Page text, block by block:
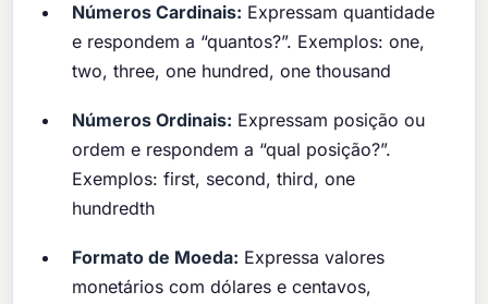
Números Cardinais: Expressam quantidade
e respondem a “quantos?”. Exemplos: one,
two, three, one hundred, one thousand
Números Ordinais: Expressam posição ou
ordem e respondem a “qual posição?”.
Exemplos: first, second, third, one
hundredth
Formato de Moeda: Expressa valores
monetários com dólares e centavos,